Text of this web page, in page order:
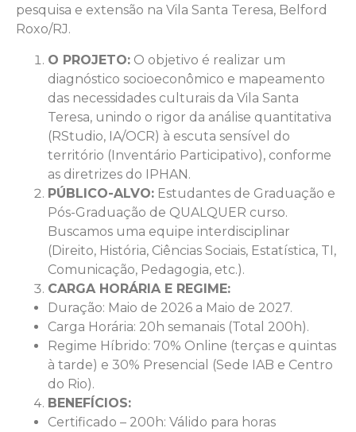
pesquisa e extensão na Vila Santa Teresa, Belford
Roxo/RJ.
O PROJETO: O objetivo é realizar um
diagnóstico socioeconômico e mapeamento
das necessidades culturais da Vila Santa
Teresa, unindo o rigor da análise quantitativa
(RStudio, IA/OCR) à escuta sensível do
território (Inventário Participativo), conforme
as diretrizes do IPHAN.
PÚBLICO-ALVO: Estudantes de Graduação e
Pós-Graduação de QUALQUER curso.
Buscamos uma equipe interdisciplinar
(Direito, História, Ciências Sociais, Estatística, TI,
Comunicação, Pedagogia, etc.).
CARGA HORÁRIA E REGIME:
Duração: Maio de 2026 a Maio de 2027.
Carga Horária: 20h semanais (Total 200h).
Regime Híbrido: 70% Online (terças e quintas
à tarde) e 30% Presencial (Sede IAB e Centro
do Rio).
BENEFÍCIOS:
Certificado – 200h: Válido para horas